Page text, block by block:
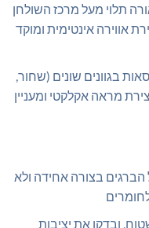
תלוי מעל מרכז השולחן
ליצירת אווירה אינטימית ומוקד
בגוונים שונים (שחור,
מראה אקלקטי ומעניין
בצורה אחידה ולא
ובדקו את יציבות